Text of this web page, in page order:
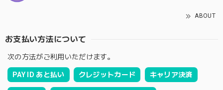
ABOUT
お支払い方法について
次の方法がご利用いただけます。
PAY ID あと払い クレジットカード キャリア決済